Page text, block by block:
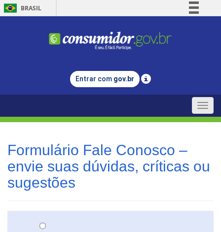
BRASIL
Comunica BR
Legislação
Entrar com gov.br
Toggle
Formulário Fale Conosco –
envie suas dúvidas, críticas ou
sugestões